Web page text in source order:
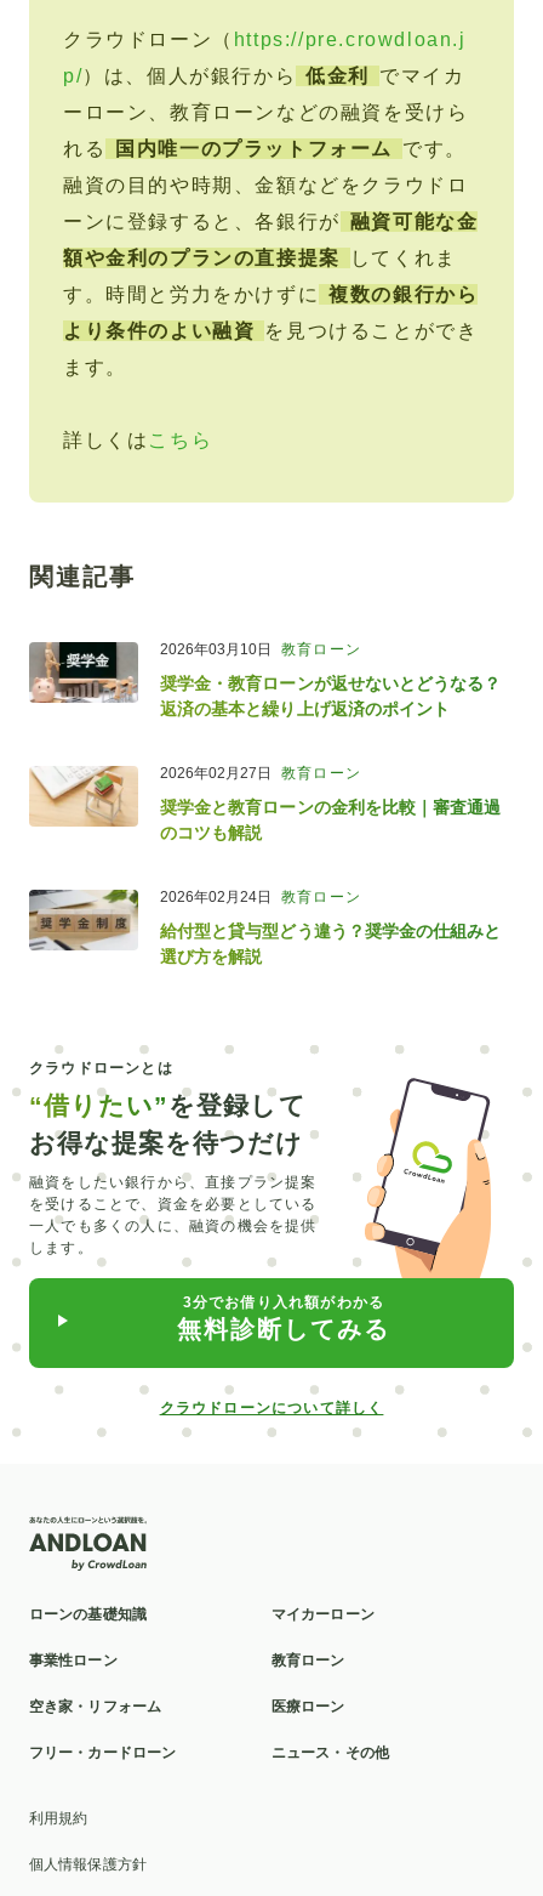
クラウドローン（ https://pre.crowdloan.j
p/）は、個人が銀行から 低金利
でマイカ
ーローン、教育ローンなどの融資を受けら
れる
国内唯一のプラットフォーム
です。
融資の目的や時期、金額などをクラウドロ
ーンに登録すると、各銀行が 融資可能な金
額や金利のプランの直接提案
してくれま
す。時間と労力をかけずに
複数の銀行から
より条件のよい融資
を見つけることができ
ます。
詳しくは こちら
関連記事
2026年03月10日 教育ローン
奨学金・教育ローンが返せないとどうなる？
返済の基本と繰り上げ返済のポイント
2026年02月27日 教育ローン
奨学金と教育ローンの金利を比較｜審査通過
のコツも解説
2026年02月24日 教育ローン
給付型と貸与型どう違う？奨学金の仕組みと
選び方を解説
クラウドローンとは
“借りたい” を登録して
お得な提案を待つだけ
融資をしたい銀行から、直接プラン提案
を受けることで、 資金を必要としている
一人でも多くの人に、融資の機会を提供
します。
3分でお借り入れ額がわかる
無料診断してみる
クラウドローンについて詳しく
ローンの基礎知識 マイカーローン
事業性ローン 教育ローン
空き家・リフォーム 医療ローン
フリー・カードローン ニュース・その他
利用規約
個人情報保護方針